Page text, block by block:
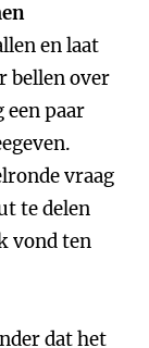
en laat
bellen over
een paar
vraag
te delen
vond ten
dat het